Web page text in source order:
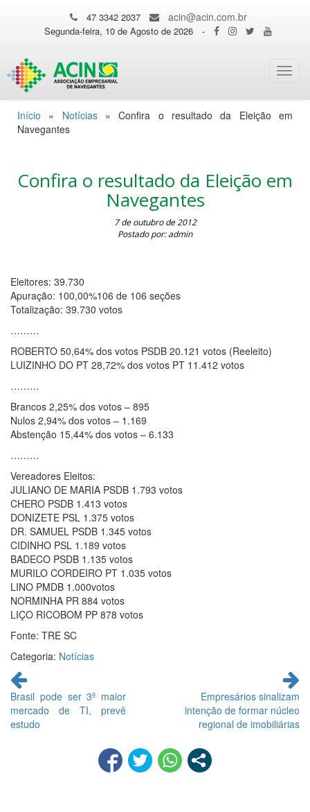
47 3342 2037 acin@acin.com.br
Segunda-feira, 10 de Agosto de 2026 -
Início » Notícias»Confira o resultado da Eleição em
Navegantes
Confira o resultado da Eleição em
Navegantes
7 de outubro de 2012
Postado por: admin
Eleitores: 39.730
Apuração: 100,00%106 de 106 seções
Totalização: 39.730 votos
………
ROBERTO 50,64% dos votos PSDB 20.121 votos (Reeleito)
LUIZINHO DO PT 28,72% dos votos PT 11.412 votos
………
Brancos 2,25% dos votos – 895
Nulos 2,94% dos votos – 1.169
Abstenção 15,44% dos votos – 6.133
………
Vereadores Eleitos:
JULIANO DE MARIA PSDB 1.793 votos
CHERO PSDB 1.413 votos
DONIZETE PSL 1.375 votos
DR. SAMUEL PSDB 1.345 votos
CIDINHO PSL 1.189 votos
BADECO PSDB 1.135 votos
MURILO CORDEIRO PT 1.035 votos
LINO PMDB 1.000votos
NORMINHA PR 884 votos
LIÇO RICOBOM PP 878 votos
Fonte: TRE SC
Categoria: Notícias
Continue
lendo
Brasil pode ser 3º maior
mercado de TI, prevê
estudo
Empresários sinalizam
intenção de formar núcleo
regional de imobiliárias